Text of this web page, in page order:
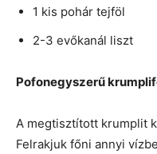
1 kis pohár tejföl
2-3 evőkanál liszt
Pofonegyszerű
A megtisztított krumplit
Felrakjuk főni annyi